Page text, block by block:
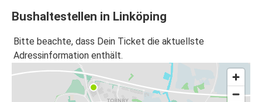
Bushaltestellen in Linköping
Bitte beachte, dass Dein Ticket die aktuellste
Adressinformation enthält.